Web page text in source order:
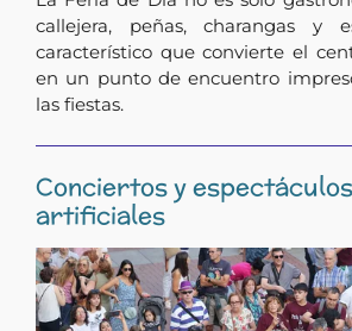
callejera, peñas, charangas y
característico que convierte el
en un punto de encuentro
las fiestas.
Conciertos y
artificiales